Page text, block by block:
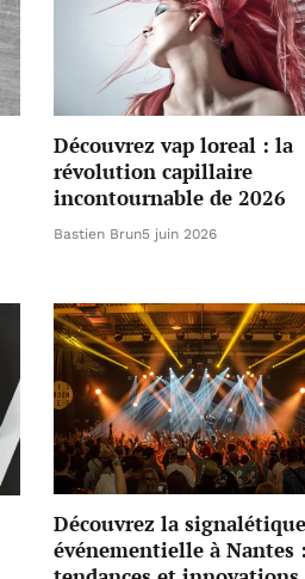
Découvrez vap loreal : la
révolution capillaire
incontournable de 2026
Bastien Brun5 juin 2026
Découvrez la signalétique
événementielle à Nantes :